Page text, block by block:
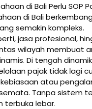
di Bali Perlu SOP
di Bali
semakin kompleks.
jasa profesional,
wilayah membuat
Di tengah
pajak tidak lagi
atau
Tanpa sistem
terbuka lebar.